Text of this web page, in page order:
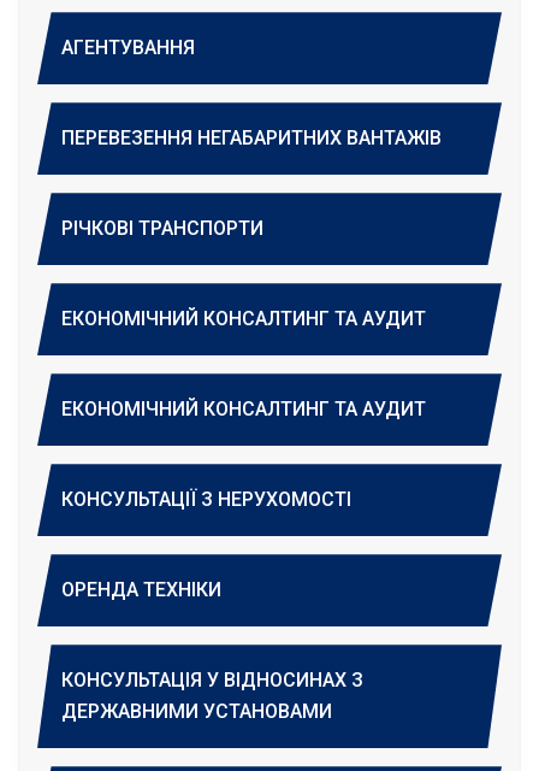
АГЕНТУВАННЯ
ПЕРЕВЕЗЕННЯ НЕГАБАРИТНИХ ВАНТАЖІВ
РІЧКОВІ ТРАНСПОРТИ
ЕКОНОМІЧНИЙ КОНСАЛТИНГ ТА АУДИТ
ЕКОНОМІЧНИЙ КОНСАЛТИНГ ТА АУДИТ
КОНСУЛЬТАЦІЇ З НЕРУХОМОСТІ
ОРЕНДА ТЕХНІКИ
КОНСУЛЬТАЦІЯ У ВІДНОСИНАХ З
ДЕРЖАВНИМИ УСТАНОВАМИ